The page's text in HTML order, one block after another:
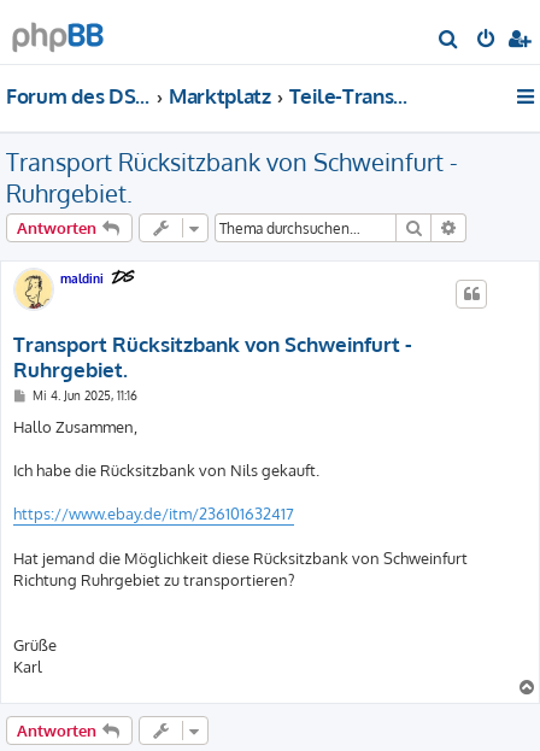
u
Forum des DS-Club Deutschland e.V. Marktplatz Teile-Transporte: Angebote und Gesuche
Transport Rücksitzbank von Schweinfurt -
Ruhrgebiet.
Antworten Suche
maldini
Transport Rücksitzbank von Schweinfurt -
Ruhrgebiet.
B
i
t
a
g
Mi 4. Jun 2025, 11:16
Hallo Zusammen,
Ich habe die Rücksitzbank von Nils gekauft.
https://www.ebay.de/itm/236101632417
Hat jemand die Möglichkeit diese Rücksitzbank von Schweinfurt
Richtung Ruhrgebiet zu transportieren?
Grüße
Karl
Antworten